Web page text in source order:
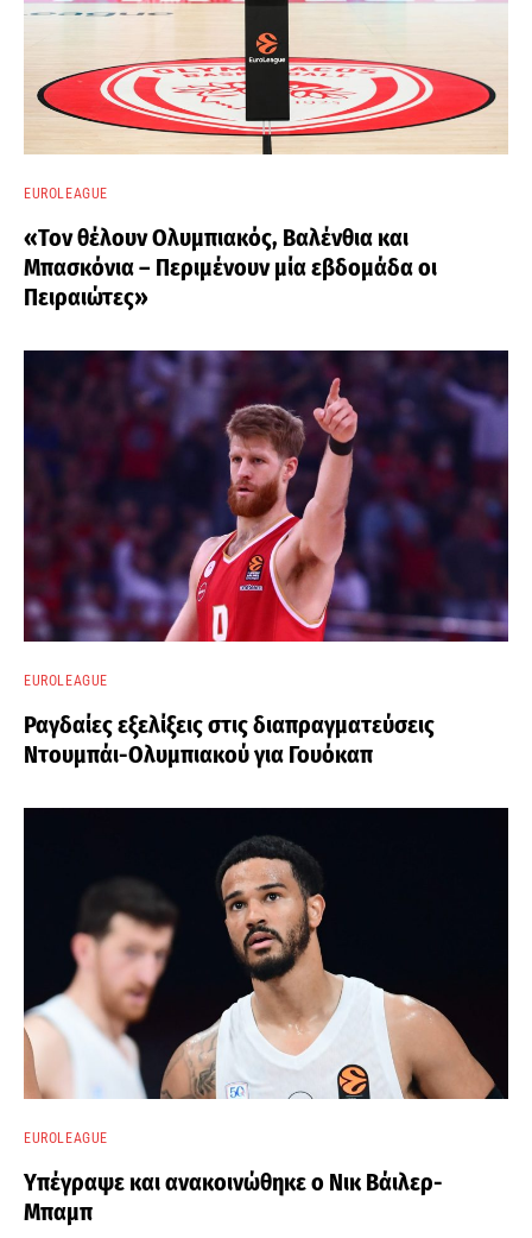
EUROLEAGUE
«Τον θέλουν Ολυμπιακός, Βαλένθια και
Μπασκόνια – Περιμένουν μία εβδομάδα οι
Πειραιώτες»
EUROLEAGUE
Ραγδαίες εξελίξεις στις διαπραγματεύσεις
Ντουμπάι-Ολυμπιακού για Γουόκαπ
EUROLEAGUE
Υπέγραψε και ανακοινώθηκε ο Νικ Βάιλερ-
Μπαμπ